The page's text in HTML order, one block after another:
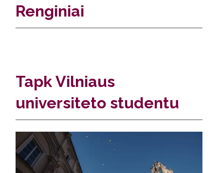
Renginiai
Tapk Vilniaus
universiteto studentu